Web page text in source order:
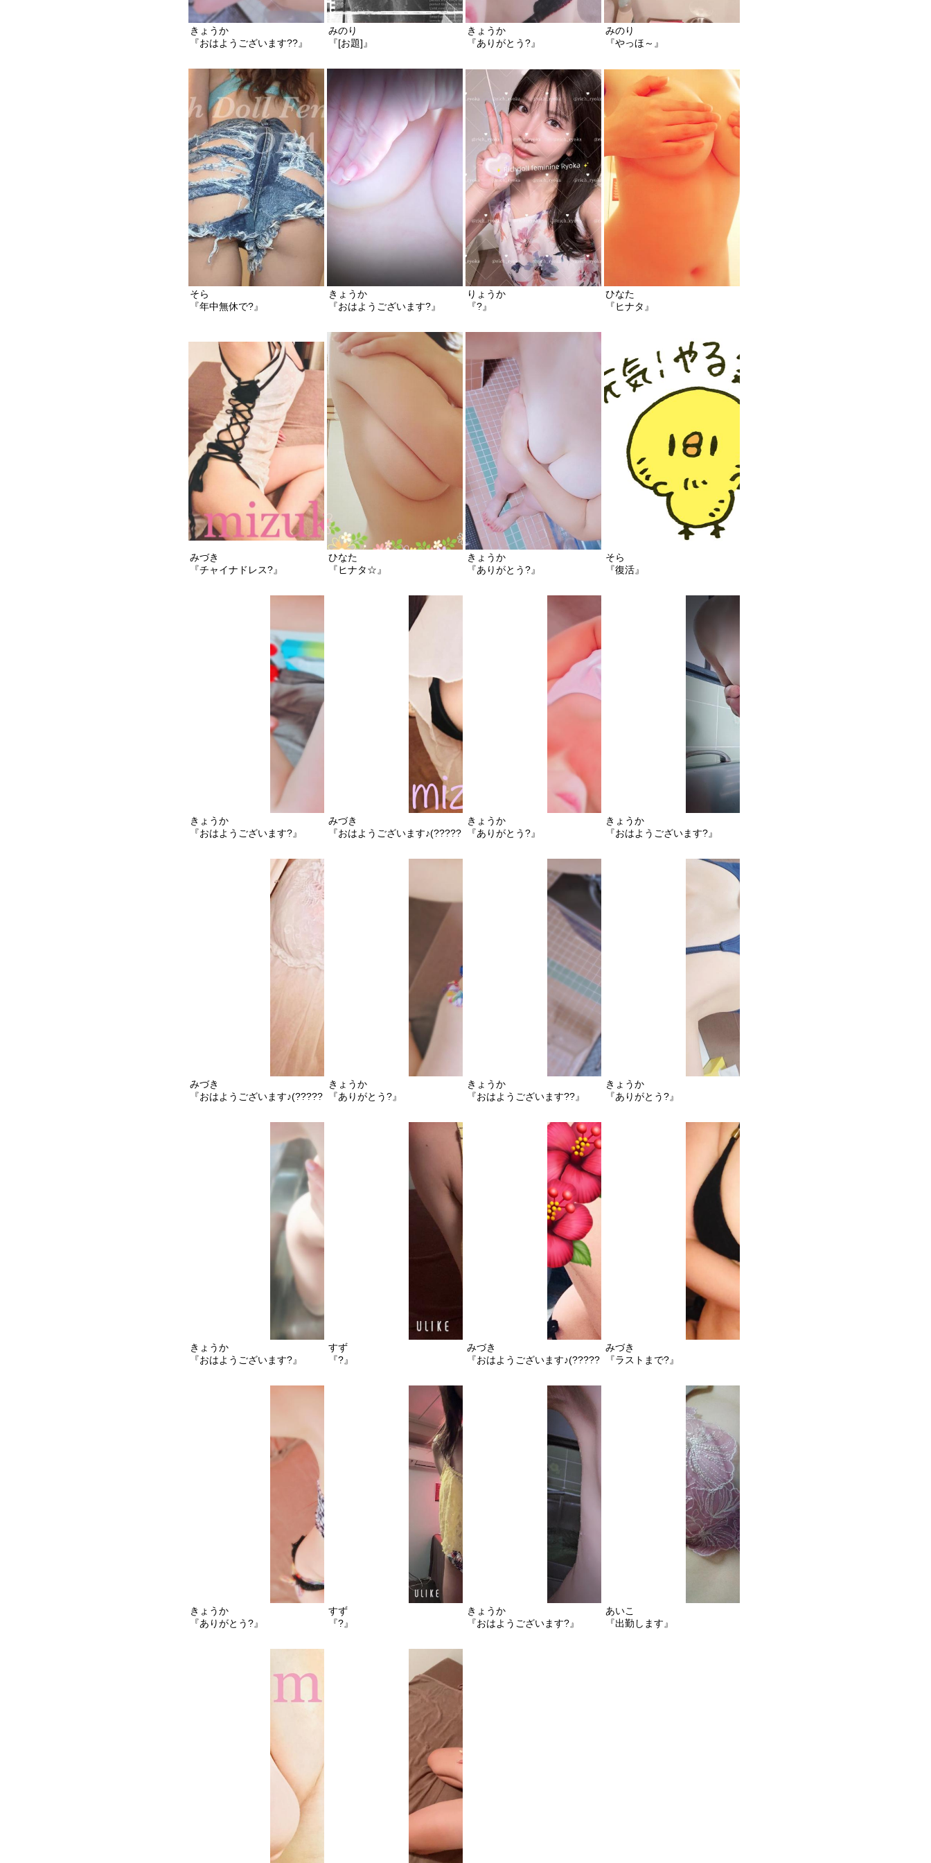
きょうか
『おはようございます??』
みのり
『[お題]』
きょうか
『ありがとう?』
みのり
『やっほ～』
そら
『年中無休で?』
きょうか
『おはようございます?』
りょうか
『?』
ひなた
『ヒナタ』
みづき
『チャイナドレス?』
ひなた
『ヒナタ☆』
きょうか
『ありがとう?』
そら
『復活』
きょうか
『おはようございます?』
みづき
『おはようございます♪(?????)♪』
きょうか
『ありがとう?』
きょうか
『おはようございます?』
みづき
『おはようございます♪(?????)♪』
きょうか
『ありがとう?』
きょうか
『おはようございます??』
きょうか
『ありがとう?』
きょうか
『おはようございます?』
すず
『?』
みづき
『おはようございます♪(?????)♪』
みづき
『ラストまで?』
きょうか
『ありがとう?』
すず
『?』
きょうか
『おはようございます?』
あいこ
『出勤します』